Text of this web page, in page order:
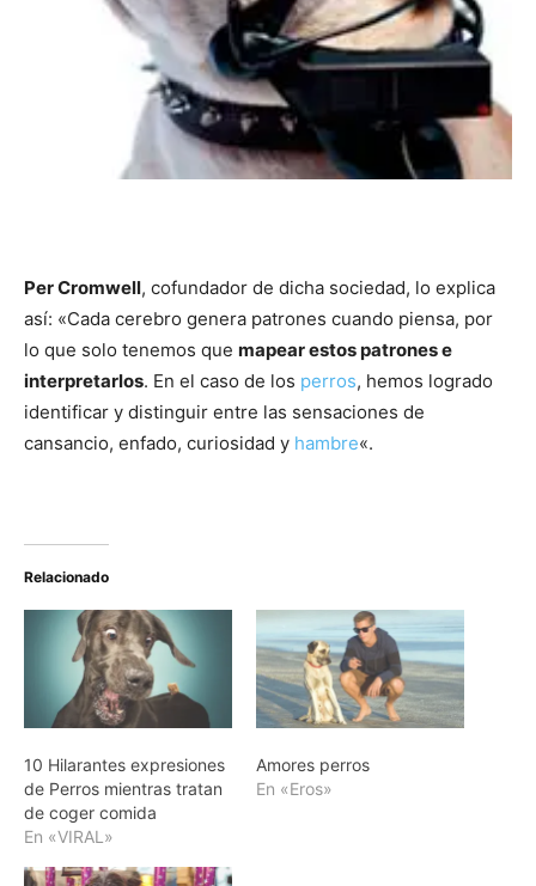
Per Cromwell, cofundador de dicha sociedad, lo explica
así: «Cada cerebro genera patrones cuando piensa, por
lo que solo tenemos que mapear estos patrones e
interpretarlos. En el caso de los perros, hemos logrado
identificar y distinguir entre las sensaciones de
cansancio, enfado, curiosidad y hambre«.
Relacionado
10 Hilarantes expresiones
de Perros mientras tratan
de coger comida
En «VIRAL»
Amores perros
En «Eros»